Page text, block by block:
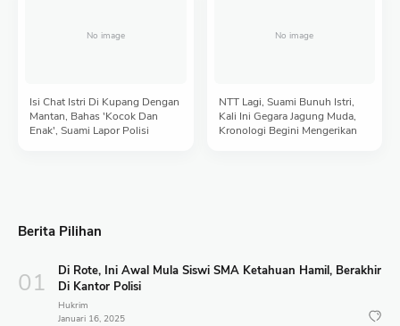
Isi Chat Istri Di Kupang Dengan
Mantan, Bahas 'Kocok Dan
Enak', Suami Lapor Polisi
NTT Lagi, Suami Bunuh Istri,
Kali Ini Gegara Jagung Muda,
Kronologi Begini Mengerikan
Berita Pilihan
Di Rote, Ini Awal Mula Siswi SMA Ketahuan Hamil, Berakhir
Di Kantor Polisi
Hukrim
Januari 16, 2025